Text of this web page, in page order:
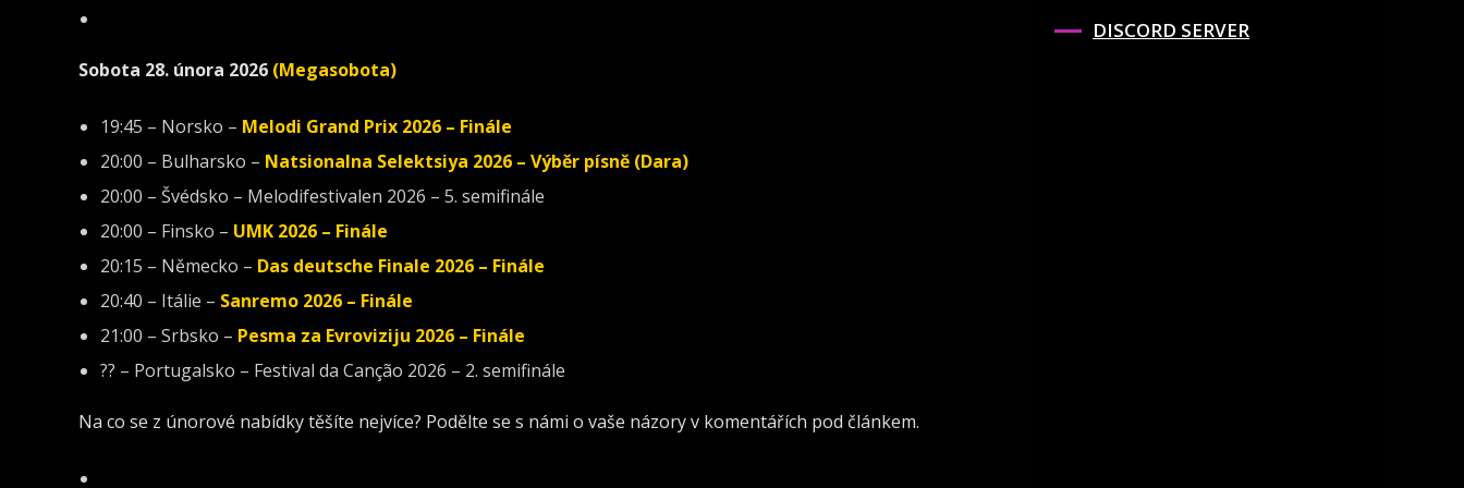
Sobota 28. února 2026 (Megasobota)
19:45 – Norsko – Melodi Grand Prix 2026 – Finále
20:00 – Bulharsko – Natsionalna Selektsiya 2026 – Výběr písně (Dara)
20:00 – Švédsko – Melodifestivalen 2026 – 5. semifinále
20:00 – Finsko – UMK 2026 – Finále
20:15 – Německo – Das deutsche Finale 2026 – Finále
20:40 – Itálie – Sanremo 2026 – Finále
21:00 – Srbsko – Pesma za Evroviziju 2026 – Finále
?? – Portugalsko – Festival da Canção 2026 – 2. semifinále
Na co se z únorové nabídky těšíte nejvíce? Podělte se s námi o vaše názory v komentářích pod článkem.
DISCORD SERVER